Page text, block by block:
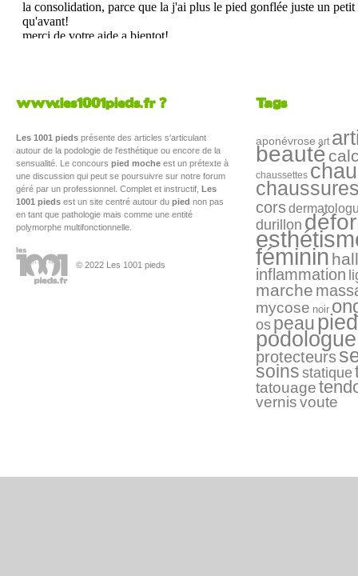
www.les1001pieds.fr ?
Les 1001 pieds présente des articles s'articulant
autour de la podologie de l'esthétique ou encore de la
sensualité. Le concours pied moche est un prétexte à
une discussion qui peut se poursuivre sur notre forum
géré par un professionnel. Complet et instructif,
Les
1001 pieds est un site centré autour du pied non pas
en tant que pathologie mais comme une entité
polymorphe multifonctionnelle.
© 2022 Les 1001 pieds
Tags
aponévrose art
beauté
chaussettes
cors
durillon
féminin
inflammation
marche
mycose noir
ospeaupied
podologue
protecteurs
soins statique
tatouage
vernisvoute